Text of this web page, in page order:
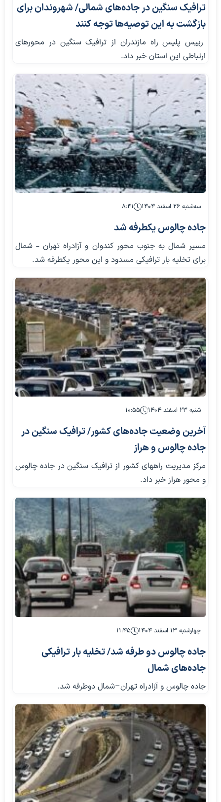
ترافیک سنگین در جاده‌های شمالی/ شهروندان برای
بازگشت به این توصیه‌ها توجه کنند
رییس پلیس راه مازندران از ترافیک سنگین در محورهای
ارتباطی این استان خبر داد.
سه‌شنبه ۲۶ اسفند ۱۴۰۴ ۸:۴۱
جاده چالوس یکطرفه شد
مسیر شمال به جنوب محور کندوان و آزادراه تهران - شمال
برای تخلیه بار ترافیکی مسدود و این محور یکطرفه شد.
شنبه ۲۳ اسفند ۱۴۰۴ ۱۰:۵۵
آخرین وضعیت جاده‌های کشور/ ترافیک سنگین در
جاده چالوس و هراز
مرکز مدیریت راههای کشور از ترافیک سنگین در جاده چالوس
و محور هراز خبر داد.
چهارشنبه ۱۳ اسفند ۱۴۰۴ ۱۱:۴۵
جاده چالوس دو طرفه شد/ تخلیه بار ترافیکی
جاده‌های شمال
جاده چالوس و آزادراه تهران–شمال دوطرفه شد.